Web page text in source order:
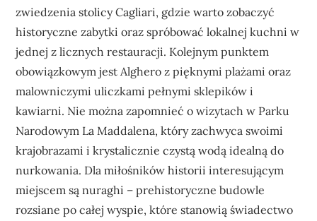
zwiedzenia stolicy Cagliari, gdzie warto zobaczyć
historyczne zabytki oraz spróbować lokalnej kuchni w
jednej z licznych restauracji. Kolejnym punktem
obowiązkowym jest Alghero z pięknymi plażami oraz
malowniczymi uliczkami pełnymi sklepików i
kawiarni. Nie można zapomnieć o wizytach w Parku
Narodowym La Maddalena, który zachwyca swoimi
krajobrazami i krystalicznie czystą wodą idealną do
nurkowania. Dla miłośników historii interesującym
miejscem są nuraghi – prehistoryczne budowle
rozsiane po całej wyspie, które stanowią świadectwo